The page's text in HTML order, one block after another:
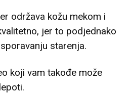
održava kožu mekom i
jer to podjednako
starenja.
koji vam takođe može